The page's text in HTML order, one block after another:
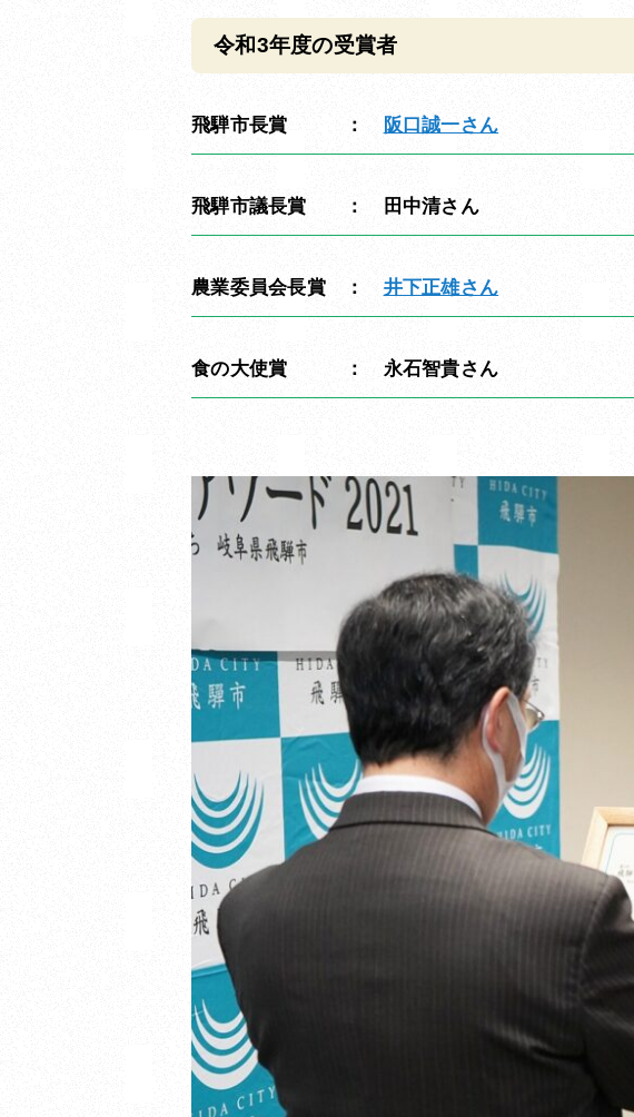
令和3年度の受賞者
飛騨市長賞 ： 阪口誠一さん
飛騨市議長賞 ： 田中清さん
農業委員会長賞 ： 井下正雄さん
食の大使賞 ： 永石智貴さん